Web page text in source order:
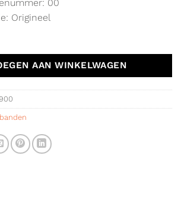
00
Origineel
AAN WINKELWAGEN